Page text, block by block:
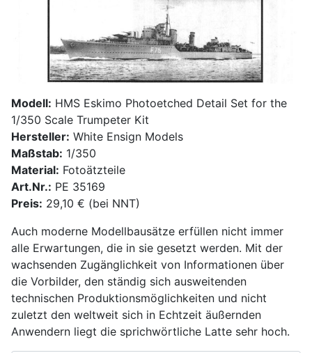
Modell: HMS Eskimo Photoetched Detail Set for the
1/350 Scale Trumpeter Kit
Hersteller: White Ensign Models
Maßstab: 1/350
Material: Fotoätzteile
Art.Nr.: PE 35169
Preis: 29,10 € (bei NNT)
Auch moderne Modellbausätze erfüllen nicht immer
alle Erwartungen, die in sie gesetzt werden. Mit der
wachsenden Zugänglichkeit von Informationen über
die Vorbilder, den ständig sich ausweitenden
technischen Produktionsmöglichkeiten und nicht
zuletzt den weltweit sich in Echtzeit äußernden
Anwendern liegt die sprichwörtliche Latte sehr hoch.